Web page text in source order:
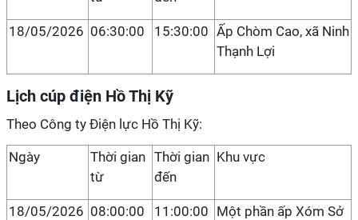
18/05/2026 06:30:00 15:30:00 Ấp Chòm Cao, xã Ninh
Thạnh Lợi
Lịch cúp điện Hồ Thị Kỹ
Theo Công ty Điện lực Hồ Thị Kỹ:
Ngày
Thời gian
từ
Thời gian
đến
Khu vực
18/05/2026 08:00:00 11:00:00 Một phần ấp Xóm Sở